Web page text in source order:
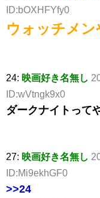
ID:bOXHFYfy0
ウォッチメン
24: 映画好き名無し
ID:wVtngk9x0
ダークナイトって
27: 映画好き名無し
ID:Mi9ekhGF0
>>24